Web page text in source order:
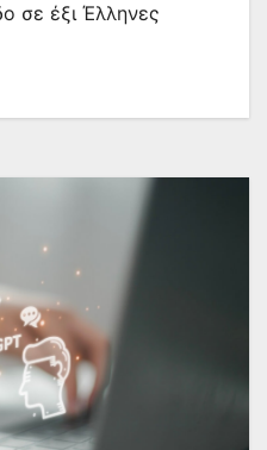
σε έξι Έλληνες